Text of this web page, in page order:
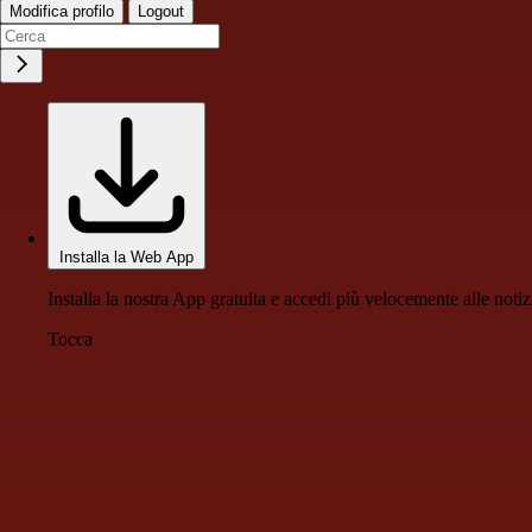
Modifica profilo Logout
Installa la Web App
Installa la nostra App gratuita e accedi più velocemente alle
Tocca